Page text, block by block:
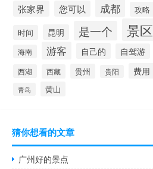
张家界 您可以 成都 攻略
时间 昆明 是一个 景区
海南 游客 自己的 自驾游
西湖 西藏 贵州 贵阳 费用
青岛 黄山
猜你想看的文章
广州好的景点